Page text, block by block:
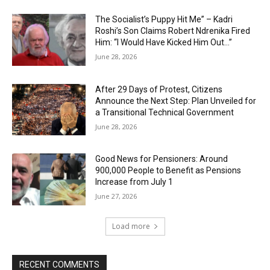
The Socialist’s Puppy Hit Me” – Kadri
Roshi’s Son Claims Robert Ndrenika Fired
Him: “I Would Have Kicked Him Out…”
June 28, 2026
After 29 Days of Protest, Citizens
Announce the Next Step: Plan Unveiled for
a Transitional Technical Government
June 28, 2026
Good News for Pensioners: Around
900,000 People to Benefit as Pensions
Increase from July 1
June 27, 2026
Load more
RECENT COMMENTS